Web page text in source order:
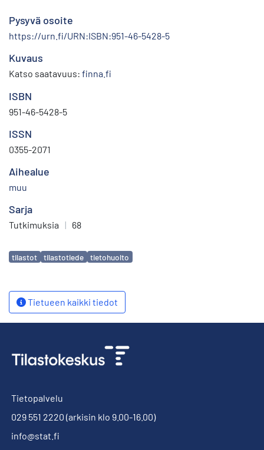
Pysyvä osoite
https://urn.fi/URN:ISBN:951-46-5428-5
Kuvaus
Katso saatavuus: finna.fi
ISBN
951-46-5428-5
ISSN
0355-2071
Aihealue
muu
Sarja
Tutkimuksia | 68
Avainsanat
tilastot tilastotiede tietohuolto
Tietueen kaikki tiedot
Tietopalvelu
029 551 2220 (arkisin klo 9.00-16.00)
info@stat.fi